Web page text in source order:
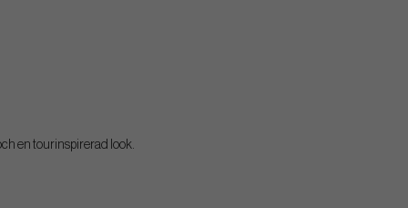
en tourinspirerad look.